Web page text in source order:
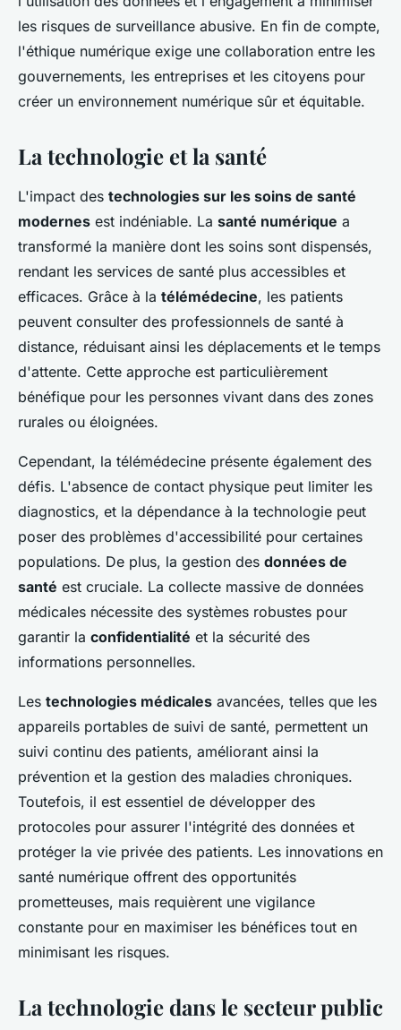
les risques de surveillance abusive. En fin de compte,
l'éthique numérique exige une collaboration entre les
gouvernements, les entreprises et les citoyens pour
créer un environnement numérique sûr et équitable.
La technologie et la santé
L'impact des technologies sur les soins de santé
modernes est indéniable. La santé numérique a
transformé la manière dont les soins sont dispensés,
rendant les services de santé plus accessibles et
efficaces. Grâce à la télémédecine, les patients
peuvent consulter des professionnels de santé à
distance, réduisant ainsi les déplacements et le temps
d'attente. Cette approche est particulièrement
bénéfique pour les personnes vivant dans des zones
rurales ou éloignées.
Cependant, la télémédecine présente également des
défis. L'absence de contact physique peut limiter les
diagnostics, et la dépendance à la technologie peut
poser des problèmes d'accessibilité pour certaines
populations. De plus, la gestion des données de
santé est cruciale. La collecte massive de données
médicales nécessite des systèmes robustes pour
garantir la confidentialité et la sécurité des
informations personnelles.
Les technologies médicales avancées, telles que les
appareils portables de suivi de santé, permettent un
suivi continu des patients, améliorant ainsi la
prévention et la gestion des maladies chroniques.
Toutefois, il est essentiel de développer des
protocoles pour assurer l'intégrité des données et
protéger la vie privée des patients. Les innovations en
santé numérique offrent des opportunités
prometteuses, mais requièrent une vigilance
constante pour en maximiser les bénéfices tout en
minimisant les risques.
La technologie dans le secteur public